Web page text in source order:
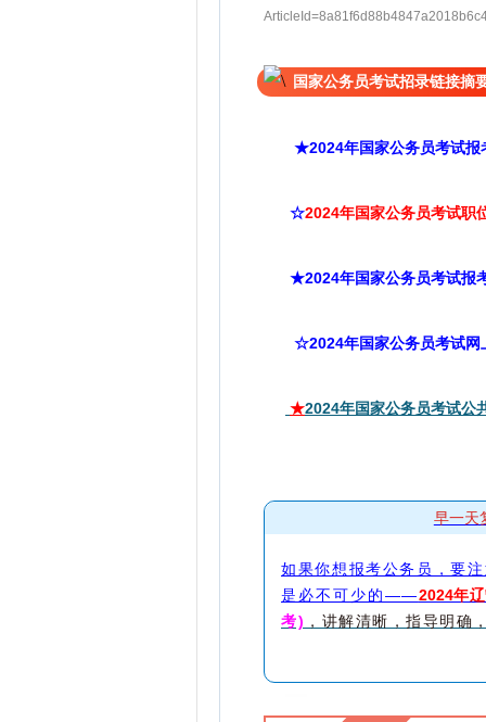
国家公务员考试招录链接摘
★2024年国家公务员考试报
☆2024年国家公务员考试职
★2024年国家公务员考试报
☆2024年国家公务员考试网
★2024年国家公务员考试公
早一天
如果你想报考公务员，要
是必不可少的——2024年
考) ，讲解清晰，指导明确